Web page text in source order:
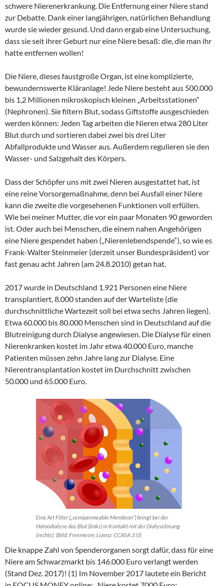
schwere Nierenerkrankung. Die Entfernung einer Niere stand
zur Debatte. Dank einer langjährigen, natürlichen Behandlung
wurde sie wieder gesund. Und dann ergab eine Untersuchung,
dass sie seit ihrer Geburt nur eine Niere besaß: die, die man ihr
hatte entfernen wollen!
Die Niere, dieses faustgroße Organ, ist eine komplizierte,
bewundernswerte Kläranlage! Jede Niere besteht aus 500.000
bis 1,2 Millionen mikroskopisch kleinen „Arbeitsstationen“
(Nephronen). Sie filtern Blut, sodass Giftstoffe ausgeschieden
werden können: Jeden Tag arbeiten die Nieren etwa 280 Liter
Blut durch und sortieren dabei zwei bis drei Liter
Abfallprodukte und Wasser aus. Außerdem regulieren sie den
Wasser- und Salzgehalt des Körpers.
Dass der Schöpfer uns mit zwei Nieren ausgestattet hat, ist
eine reine Vorsorgemaßnahme, denn bei Ausfall einer Niere
kann die zweite die vorgesehenen Funktionen voll erfüllen.
Wie bei meiner Mutter, die vor ein paar Monaten 90 geworden
ist. Oder auch bei Menschen, die einem nahen Angehörigen
eine Niere gespendet haben („Nierenlebendspende“), so wie es
Frank-Walter Steinmeier (derzeit unser Bundespräsident) vor
fast genau acht Jahren (am 24.8.2010) getan hat.
2017 wurde in Deutschland 1.921 Personen eine Niere
transplantiert, 8.000 standen auf der Warteliste (die
durchschnittliche Wartezeit soll bei etwa sechs Jahren liegen).
Etwa 60.000 bis 80.000 Menschen sind in Deutschland auf die
Blutreinigung durch Dialyse angewiesen. Die Dialyse für einen
Nierenkranken kostet im Jahr etwa 40.000 Euro, manche
Patienten müssen zehn Jahre lang zur Dialyse. Eine
Nierentransplantation kostet im Durchschnitt zwischen
50.000 und 65.000 Euro.
Eine Art Filter („semipermeable Membran“) bringt bei der
Hämodialyse das Blut (links) in Kontakt mit der Dialyselösung
(rechts). (Bild: Freemesm; Lizenz: CCASA 3.0)
Die knappe Zahl von Spenderorganen sorgt dafür, dass für eine
Niere am Schwarzmarkt bis 146.000 Euro verlangt werden
(Stand Dez. 2017)! (1) Im November 2017 lautete ein Bericht